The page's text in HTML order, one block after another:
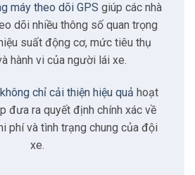
tùy chỉnh
phí quản lý
vững cho tương lai
máy theo dõi GPS giúp các nhà
dõi nhiều thông số quan trọng
suất động cơ, mức tiêu thụ
hành vi của người lái xe.
chỉ cải thiện hiệu quả hoạt
đưa ra quyết định chính xác về
phí và tình trạng chung của đội
xe.